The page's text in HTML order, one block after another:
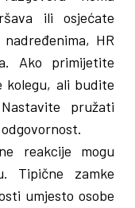
ili osjećate
HR
Ako primijetite
kolegu, ali budite
pružati
reakcije mogu
Tipične zamke
umjesto osobe